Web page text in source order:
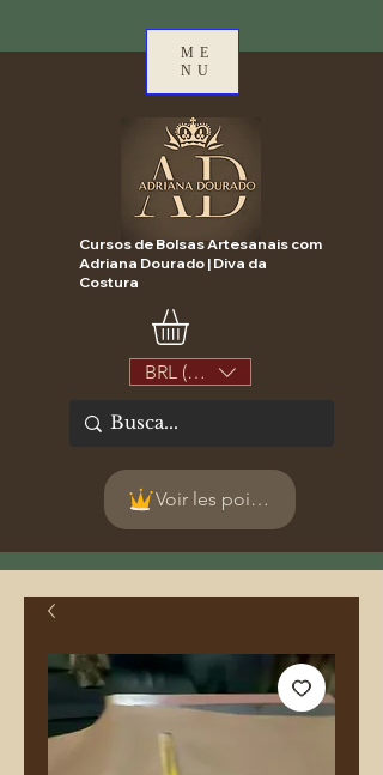
ME
NU
Cursos de Bolsas Artesanais com
Adriana Dourado | Diva da
Costura
BRL (R$)
Voir les points